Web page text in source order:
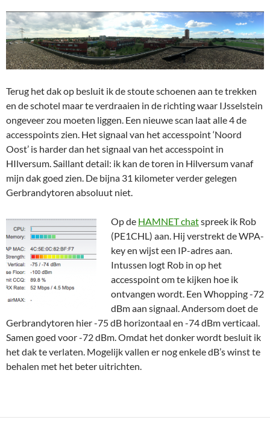
Terug het dak op besluit ik de stoute schoenen aan te trekken
en de schotel maar te verdraaien in de richting waar IJsselstein
ongeveer zou moeten liggen. Een nieuwe scan laat alle 4 de
accesspoints zien. Het signaal van het accesspoint ‘Noord
Oost’ is harder dan het signaal van het accesspoint in
HIlversum. Saillant detail: ik kan de toren in Hilversum vanaf
mijn dak goed zien. De bijna 31 kilometer verder gelegen
Gerbrandytoren absoluut niet.
Op de HAMNET chatspreek ik Rob
(PE1CHL) aan. Hij verstrekt de WPA-
key en wijst een IP-adres aan.
Intussen logt Rob in op het
accesspoint om te kijken hoe ik
ontvangen wordt. Een Whopping -72
dBm aan signaal. Andersom doet de
Gerbrandytoren hier -75 dB horizontaal en -74 dBm verticaal.
Samen goed voor -72 dBm. Omdat het donker wordt besluit ik
het dak te verlaten. Mogelijk vallen er nog enkele dB’s winst te
behalen met het beter uitrichten.